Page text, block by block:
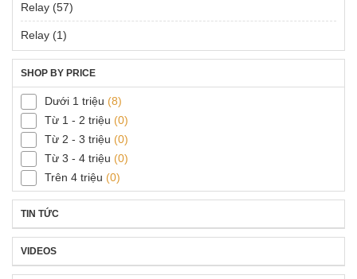
Relay (57)
Relay (1)
SHOP BY PRICE
Dưới 1 triệu (8)
Từ 1 - 2 triệu (0)
Từ 2 - 3 triệu (0)
Từ 3 - 4 triệu (0)
Trên 4 triệu (0)
TIN TỨC
VIDEOS